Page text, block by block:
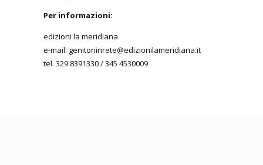
Per informazioni:
edizioni la meridiana
e-mail: genitoriinrete@edizionilameridiana.it
tel. 329 8391330 / 345 4530009